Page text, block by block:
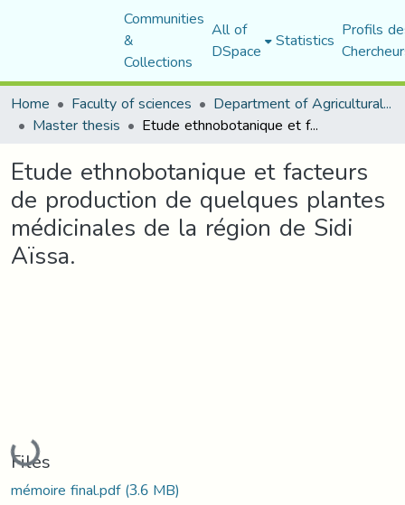
Communities
&
Collections
All of
DSpace Statistics Profils
Home
Faculty of sciences Department of Agricultural Sciences
Master thesis Etude ethnobotanique et facteurs de production de quelques plantes médicinales de la région de Sidi Aïssa.
Etude ethnobotanique et facteurs
de production de quelques plantes
médicinales de la région de Sidi
Aïssa.
Loading...
Files
mémoire final.pdf(3.6 MB)